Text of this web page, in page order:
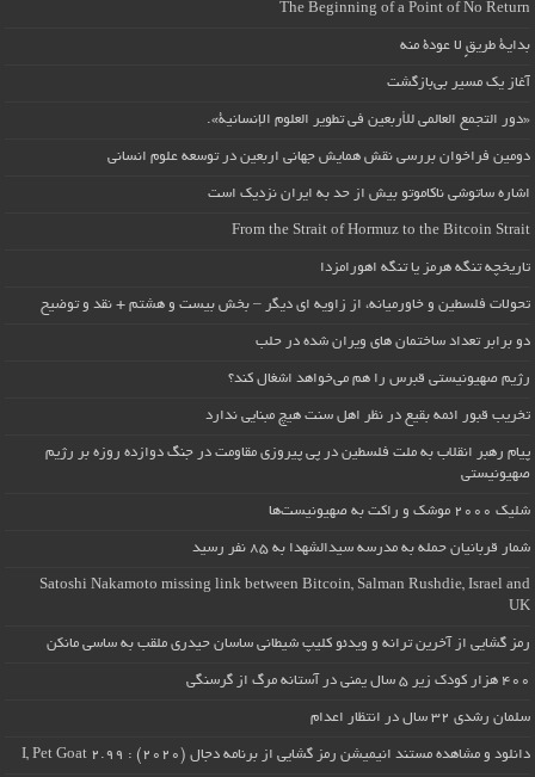
The Beginning of a Point of No Return
بداية طريقٍ لا عودة منه
آغاز یک مسیر بی‌بازگشت
«دور التجمع العالمي للأربعين في تطوير العلوم الإنسانية».
دومین فراخوان بررسی نقش همایش جهانی اربعین در توسعه علوم انسانی
اشاره ساتوشی ناکاموتو بیش از حد به ایران نزدیک است
From the Strait of Hormuz to the Bitcoin Strait
تاریخچه تنگه هرمز یا تنگه اهورامزدا
تحولات فلسطین و خاورمیانه، از زاویه ای دیگر – بخش بیست و هشتم + نقد و توضیح
دو برابر تعداد ساختمان های ویران شده در حلب
رژیم صهیونیستی قبرس را هم می‌خواهد اشغال کند؟
تخریب قبور ائمه بقیع در نظر اهل سنت هیچ مبنایی ندارد
پیام رهبر انقلاب به ملت فلسطین در پی پیروزی مقاومت در جنگ دوازده روزه بر رژیم
صهیونیستی
شلیک ۲۰۰۰ موشک و راکت به صهیونیست‌ها
شمار قربانیان حمله به مدرسه سیدالشهدا به ۸۵ نفر رسید
Satoshi Nakamoto missing link between Bitcoin, Salman Rushdie, Israel and
UK
رمز گشایی از آخرین ترانه و ویدئو کلیپ شیطانی ساسان حیدری ملقب به ساسی مانکن
۴۰۰ هزار کودک زیر ۵ سال یمنی در آستانه مرگ از گرسنگی
سلمان رشدی ۳۲ سال در انتظار اعدام
دانلود و مشاهده مستند انیمیشن رمز گشایی از برنامه دجال (۲۰۲۰) : I, Pet Goat 2.99